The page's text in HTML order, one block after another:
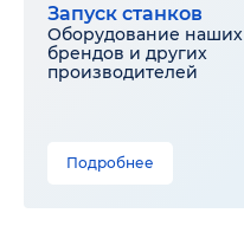
Запуск станков
Оборудование наших
брендов и других
производителей
Подробнее